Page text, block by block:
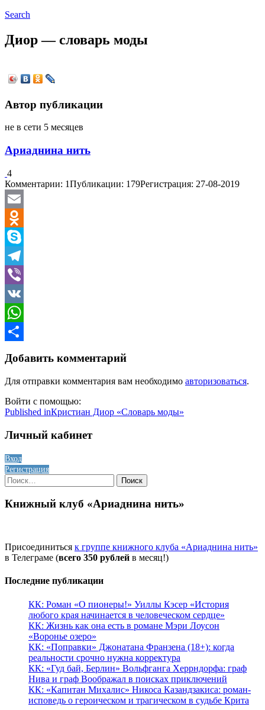
Search
Диор — словарь моды
Автор публикации
не в сети 5 месяцев
Ариаднина нить
4
Комментарии: 1Публикации: 179Регистрация: 27-08-2019
Email
Odnoklassniki
Skype
Telegram
Viber
VK
WhatsApp
Добавить комментарий
Для отправки комментария вам необходимо авторизоваться.
Войти с помощью:
Навигация
по
Published inКристиан Диор «Словарь моды»
Личный кабинет
Вход
Регистрация
Найти:
Книжный клуб «Ариаднина нить»
Присоединиться к группе книжного клуба «Ариаднина нить»
в Телеграме (всего 350 рублей в месяц!)
Последние публикации
КК: Роман «О пионеры!» Уиллы Кэсер «История
любого края начинается в человеческом сердце»
КК: Жизнь как она есть в романе Мэри Лоусон
«Воронье озеро»
КК: «Поправки» Джонатана Франзена (18+): когда
реальности срочно нужна корректура
КК: «Гуд бай, Берлин» Вольфганга Херрндорфа: граф
Нива и граф Воображал в поисках приключений
КК: «Капитан Михалис» Никоса Казандзакиса: роман-
исповедь о героическом и трагическом в судьбе Крита